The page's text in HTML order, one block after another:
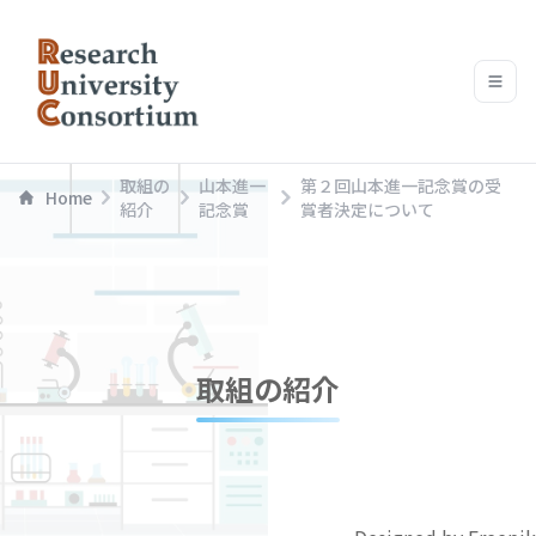
Home
取組の
紹介
山本進一
記念賞
第２回山本進一記念賞の受
賞者決定について
取組の紹介